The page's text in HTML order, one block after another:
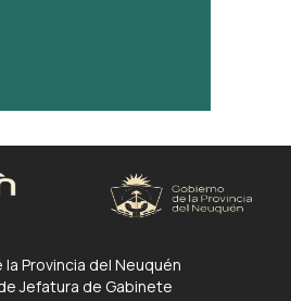
Provincia del Neuquén
Jefatura de Gabinete